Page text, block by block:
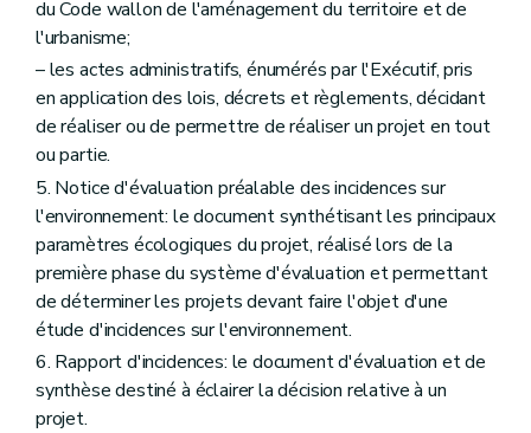
du Code wallon de l'aménagement du territoire et de
l'urbanisme;
– les actes administratifs, énumérés par l'Exécutif, pris
en application des lois, décrets et règlements, décidant
de réaliser ou de permettre de réaliser un projet en tout
ou partie.
5. Notice d'évaluation préalable des incidences sur
l'environnement: le document synthétisant les principaux
paramètres écologiques du projet, réalisé lors de la
première phase du système d'évaluation et permettant
de déterminer les projets devant faire l'objet d'une
étude d'incidences sur l'environnement.
6. Rapport d'incidences: le document d'évaluation et de
synthèse destiné à éclairer la décision relative à un
projet.